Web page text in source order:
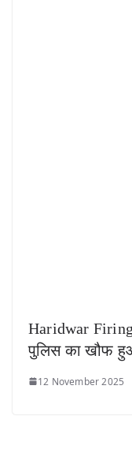
Haridwar Firing
पुलिस का खौफ
12 November 2025